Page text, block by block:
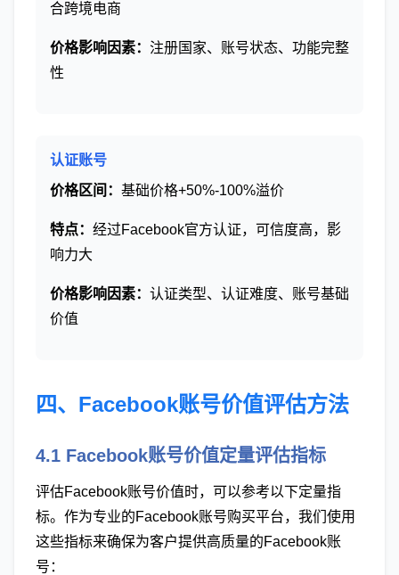
合跨境电商
价格影响因素： 注册国家、账号状态、功能完整
性
认证账号
价格区间： 基础价格+50%-100%溢价
特点： 经过Facebook官方认证，可信度高，影
响力大
价格影响因素： 认证类型、认证难度、账号基础
价值
四、Facebook账号价值评估方法
4.1 Facebook账号价值定量评估指标
评估Facebook账号价值时，可以参考以下定量指
标。作为专业的Facebook账号购买平台，我们使用
这些指标来确保为客户提供高质量的Facebook账
号：